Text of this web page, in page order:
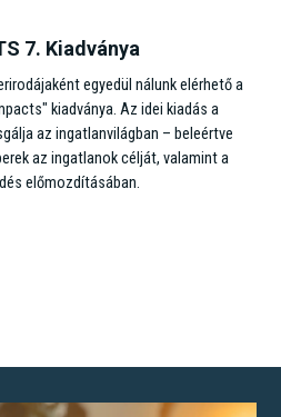
7. Kiadványa
egyedül nálunk elérhető a
kiadványa. Az idei kiadás a
az ingatlanvilágban – beleértve
az ingatlanok célját, valamint a
előmozdításában.